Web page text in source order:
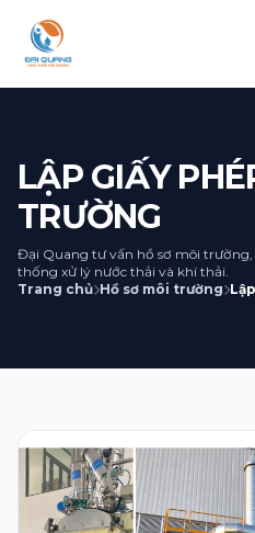
LẬP GIẤY
TRƯỜNG
Đại Quang tư vấn hồ sơ môi
thống xử lý nước thải và khí thải.
Trang chủ Hồ sơ môi trường
Gửi thông tin để đội ngũ
soát nhu cầu và đề xuất
Tên
Điện thoại
+1
Chủ đề